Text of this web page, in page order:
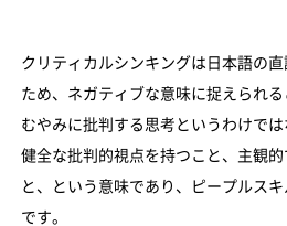
クリティカルシンキングは日本語の
ため、ネガティブな意味に捉えられる
むやみに批判する思考というわけで
健全な批判的視点を持つこと、主観
と、という意味であり、ピープルス
です。